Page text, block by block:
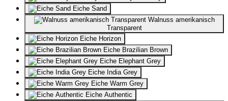
Eiche Sand
Walnuss amerikanisch
Transparent
Eiche Horizon
Eiche Brazilian Brown
Eiche Elephant Grey
Eiche India Grey
Eiche Warm Grey
Eiche Authentic